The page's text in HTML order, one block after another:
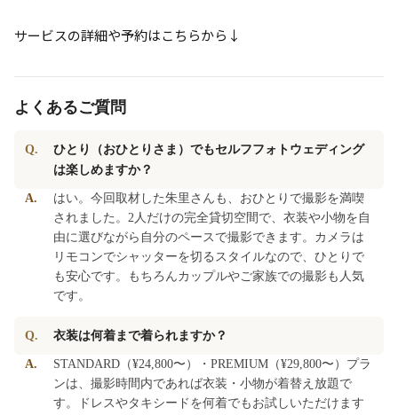
サービスの詳細や予約はこちらから↓
よくあるご質問
Q.
ひとり（おひとりさま）でもセルフフォトウェディング
は楽しめますか？
A.
はい。今回取材した朱里さんも、おひとりで撮影を満喫
されました。2人だけの完全貸切空間で、衣装や小物を自
由に選びながら自分のペースで撮影できます。カメラは
リモコンでシャッターを切るスタイルなので、ひとりで
も安心です。もちろんカップルやご家族での撮影も人気
です。
Q. 衣装は何着まで着られますか？
A.
STANDARD（¥24,800〜）・PREMIUM（¥29,800〜）プラ
ンは、撮影時間内であれば衣装・小物が着替え放題で
す。ドレスやタキシードを何着でもお試しいただけます